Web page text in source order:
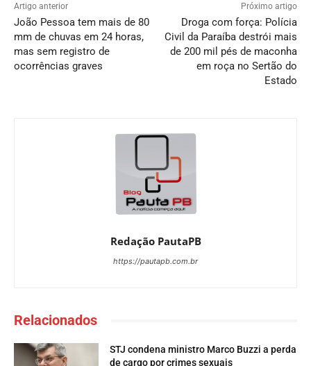
Artigo anterior
João Pessoa tem mais de 80
mm de chuvas em 24 horas,
mas sem registro de
ocorrências graves
Próximo artigo
Droga com força: Polícia
Civil da Paraíba destrói mais
de 200 mil pés de maconha
em roça no Sertão do
Estado
Redação PautaPB
https://pautapb.com.br
Relacionados
STJ condena ministro Marco Buzzi a perda
de cargo por crimes sexuais